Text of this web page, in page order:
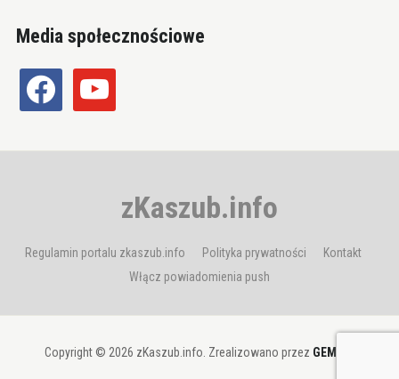
Media społecznościowe
facebook youtube
zKaszub.info
Regulamin portalu zkaszub.info Polityka prywatności
Kontakt
Włącz powiadomienia push
Copyright © 2026 zKaszub.info. Zrealizowano przez GEMBIT